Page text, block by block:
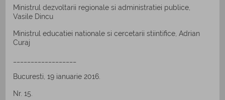
Ministrul dezvoltarii regionale si administratiei publice,
Vasile Dincu
Ministrul educatiei nationale si cercetarii stiintifice, Adrian
Curaj
Bucuresti, 19 ianuarie 2016.
Nr. 15.